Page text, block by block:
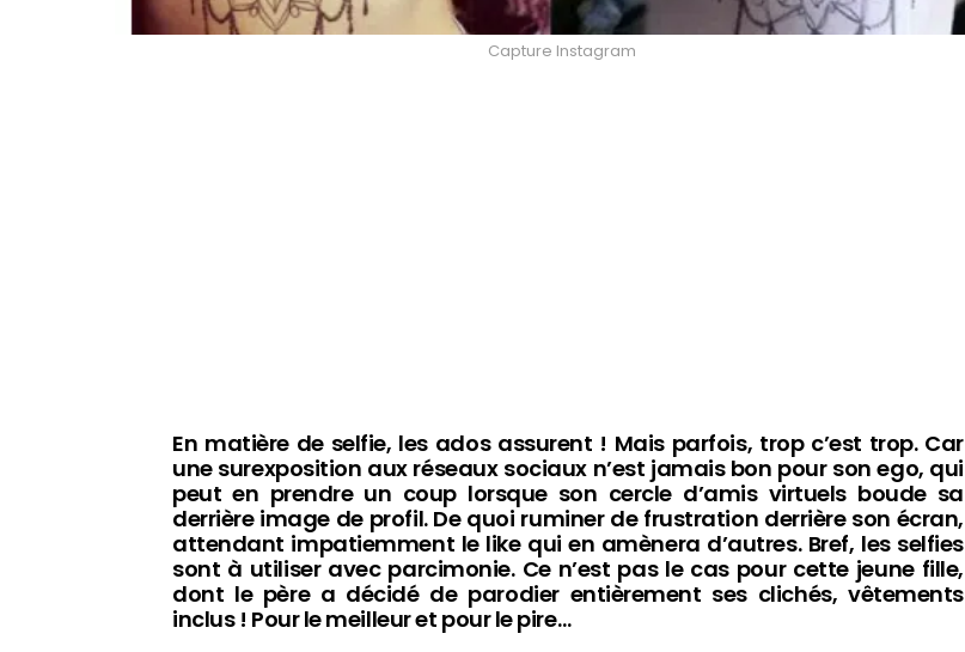
Capture Instagram
En matière de selfie, les ados assurent ! Mais parfois, trop c’est trop. Car
une surexposition aux réseaux sociaux n’est jamais bon pour son ego, qui
peut en prendre un coup lorsque son cercle d’amis virtuels boude sa
derrière image de profil. De quoi ruminer de frustration derrière son écran,
attendant impatiemment le like qui en amènera d’autres. Bref, les selfies
sont à utiliser avec parcimonie. Ce n’est pas le cas pour cette jeune fille,
dont le père a décidé de parodier entièrement ses clichés, vêtements
inclus ! Pour le meilleur et pour le pire…